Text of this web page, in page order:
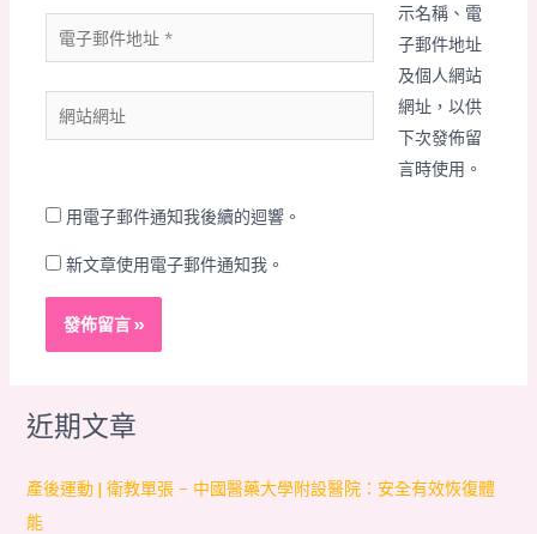
*
電
子
郵
件
*
站
示名稱、電
子郵件地址
及個人網站
網址，以供
下次發佈留
言時使用。
用電子郵件通知我後續的迴響。
新文章使用電子郵件通知我。
近期文章
產後運動 | 衛教單張 – 中國醫藥大學附設醫院：安全有效恢復體
能